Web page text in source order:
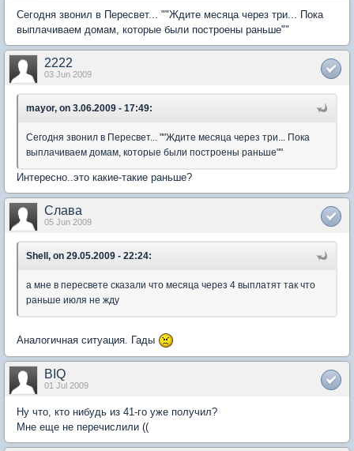
Сегодня звонил в Пересвет... ""Ждите месяца через три... Пока
выплачиваем домам, которые были построены раньше""
2222
03 Jun 2009
mayor, on 3.06.2009 - 17:49:
Сегодня звонил в Пересвет... ""Ждите месяца через три... Пока
выплачиваем домам, которые были построены раньше""
Интересно..это какие-такие раньше?
Слава
05 Jun 2009
Shell, on 29.05.2009 - 22:24:
а мне в пересвете сказали что месяца через 4 выплатят так что
раньше июля не жду
Аналогичная ситуация. Гады
BIQ
01 Jul 2009
Ну что, кто нибудь из 41-го уже получил?
Мне еще не перечислили ((